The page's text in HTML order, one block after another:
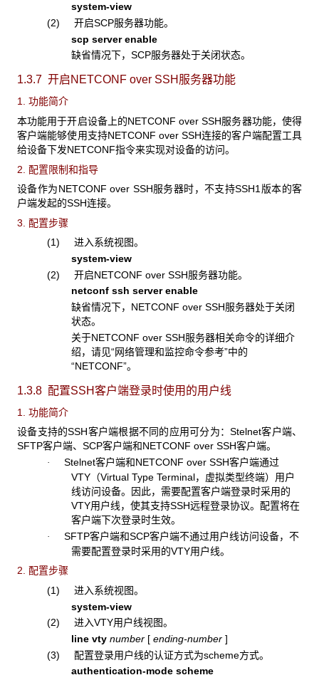
system-view
(2) 开启SCP服务器功能。
scp server enable
缺省情况下，SCP服务器处于关闭状态。
1.3.7 开启NETCONF over SSH 服务器功能
1. 功能简介
本功能用于开启设备上的NETCONF over SSH服务器功能，使得
客户端能够使用支持NETCONF over SSH连接的客户端配置工具
给设备下发NETCONF指令来实现对设备的访问。
2. 配置限制和指导
设备作为NETCONF over SSH服务器时，不支持SSH1版本的客
户端发起的SSH连接。
3. 配置步骤
(1) 进入系统视图。
system-view
(2) 开启NETCONF over SSH服务器功能。
netconf ssh server enable
缺省情况下，NETCONF over SSH服务器处于关闭
状态。
关于NETCONF over SSH服务器相关命令的详细介
绍，请见“网络管理和监控命令参考”中的
“NETCONF”。
1.3.8 配置SSH客户端登录时使用的用户线
1. 功能简介
设备支持的SSH客户端根据不同的应用可分为：Stelnet客户端、
SFTP客户端、SCP客户端和NETCONF over SSH客户端。
· Stelnet客户端和NETCONF over SSH客户端通过
VTY（Virtual Type Terminal，虚拟类型终端）用户
线访问设备。因此，需要配置客户端登录时采用的
VTY用户线，使其支持SSH远程登录协议。配置将在
客户端下次登录时生效。
· SFTP客户端和SCP客户端不通过用户线访问设备，不
需要配置登录时采用的VTY用户线。
2. 配置步骤
(1) 进入系统视图。
system-view
(2) 进入VTY用户线视图。
line vty number [ ending-number ]
(3) 配置登录用户线的认证方式为scheme方式。
authentication-mode scheme